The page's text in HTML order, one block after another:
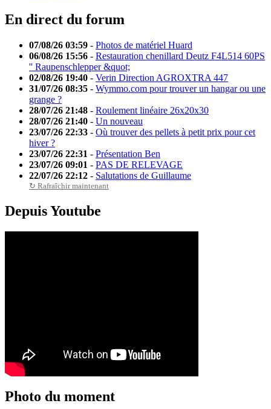
En direct du forum
07/08/26 03:59 - Photos de matériel Huard
06/08/26 15:56 - Restauration chenillard Deutz F4L514 60PS
'' Raupenschlepper &quot;
02/08/26 19:40 - Verin Direction AGROXTRA 447
31/07/26 08:35 - Wymmo.com pour trouver un hangar ou une
grange ?
28/07/26 21:48 - Roulement linéaire 26x20x30
28/07/26 21:40 - Un nouveau
23/07/26 22:33 - Où trouver des pellets à petit prix pour cet
hiver ?
23/07/26 22:31 - Présentation Ben
23/07/26 09:01 - PAS DE RELEVAGE
22/07/26 22:12 - Salutations de Guillaume
↻ Rafraîchir maintenant
Depuis Youtube
Photo du moment